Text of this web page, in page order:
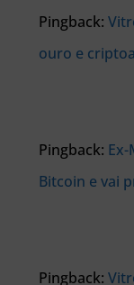
Pingback:
ouro e
Pingback:
Bitcoin e vai
Pingback: